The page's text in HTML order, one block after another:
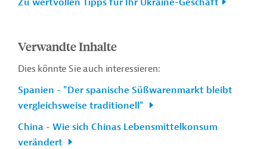
Verwandte Inhalte
Dies könnte Sie auch interessieren:
Spanien - "Der spanische Süßwarenmarkt bleibt
vergleichsweise traditionell"
China - Wie sich Chinas Lebensmittelkonsum
verändert